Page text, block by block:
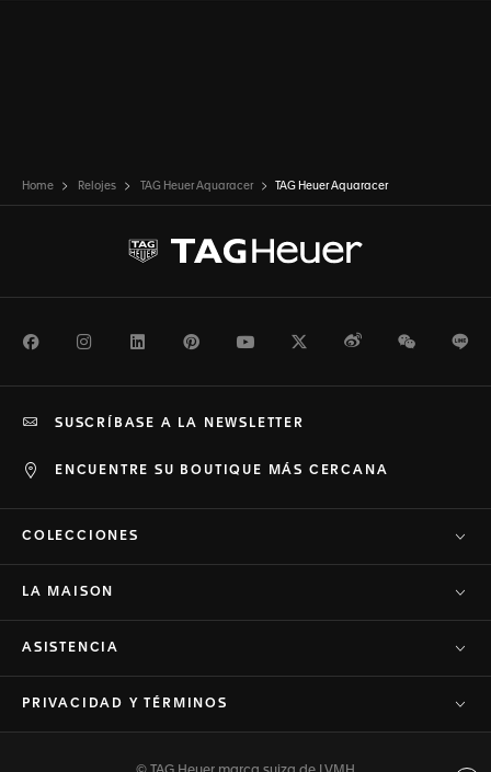
Home Relojes TAG Heuer Aquaracer TAG Heuer Aquaracer
FacebookInstagramLinkedInPinterestYoutubeTwitterWeiboWeChat
ENCUENTRE SU BOUTIQUE MÁS CERCANA
SUSCRÍBASE A LA NEWSLETTER
COLECCIONES
LA MAISON
ASISTENCIA
PRIVACIDAD Y TÉRMINOS